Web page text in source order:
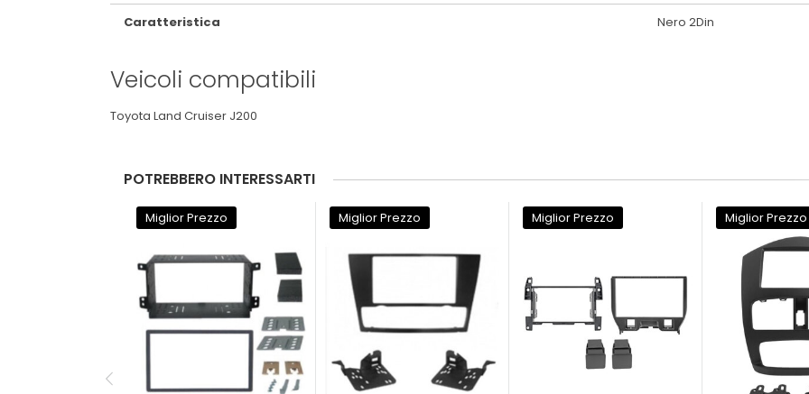
Caratteristica Nero 2Din
Veicoli compatibili
Toyota Land Cruiser J200
POTREBBERO INTERESSARTI
Miglior Prezzo Miglior Prezzo Miglior Prezzo Miglior Prezzo